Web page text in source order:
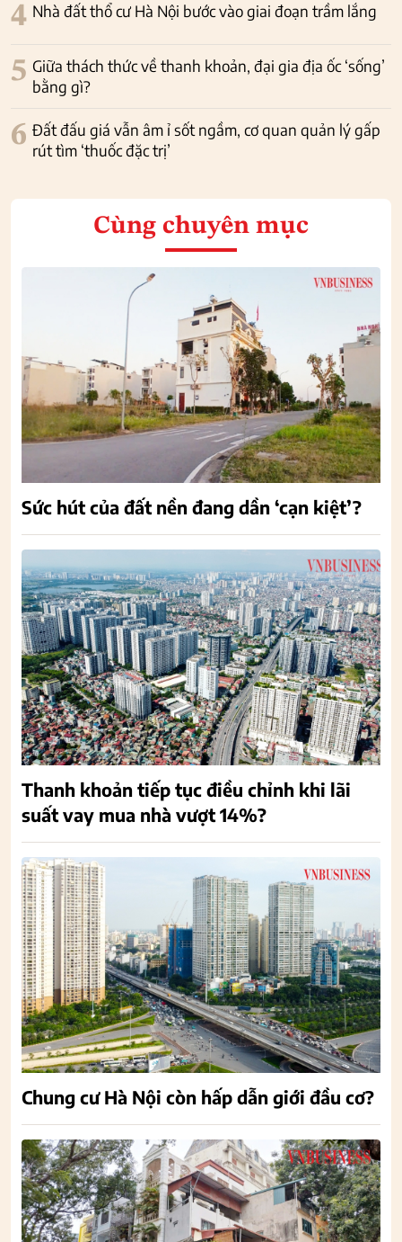
4 Nhà đất thổ cư Hà Nội bước vào giai đoạn trầm lắng
5 Giữa thách thức về thanh khoản, đại gia địa ốc ‘sống’
bằng gì?
6 Đất đấu giá vẫn âm ỉ sốt ngầm, cơ quan quản lý gấp
rút tìm ‘thuốc đặc trị’
Cùng chuyên mục
Sức hút của đất nền đang dần ‘cạn kiệt’?
Thanh khoản tiếp tục điều chỉnh khi lãi
suất vay mua nhà vượt 14%?
Chung cư Hà Nội còn hấp dẫn giới đầu cơ?